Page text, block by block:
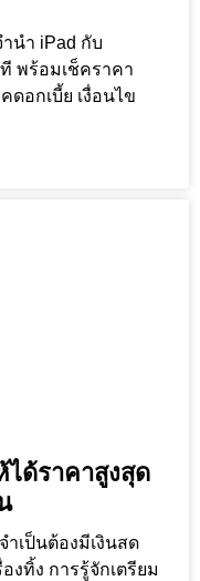
นำ iPad กับ
พร้อมเช็คราคา
ดอกเบี้ย เงื่อนไข
ได้ราคาสูงสุด
เป็นต้องมีเงินสด
งทิ้ง การรู้จักเตรียม